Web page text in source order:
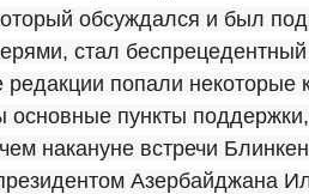
обсуждался и был
стал
редакции попали некоторые
основные пункты
накануне встречи
Азербайджана